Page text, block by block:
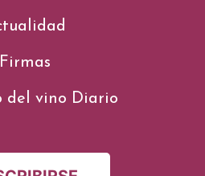
Firmas
del vino Diario